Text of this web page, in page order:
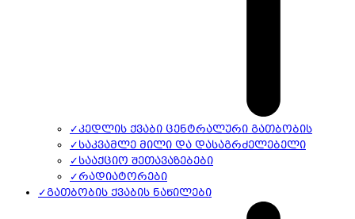
✓კედლის ქვაბი ცენტრალური გათბობის
✓საკვამლე მილი და დასაგრძელებელი
✓სააქციო შეთავაზებები
✓რადიატორები
✓გათბობის ქვაბის ნაწილები